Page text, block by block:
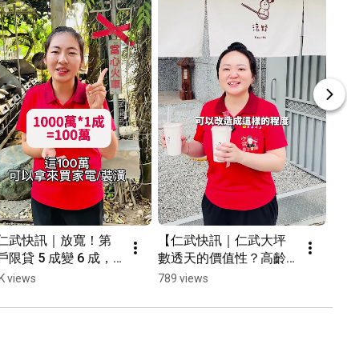
仁武快訊｜放寬！第
限貸 5 成變 6 成，
能救到房市？】央
到 6 成！是真減壓
views
【仁武快訊｜仁武大坪
數透天的價值性？高齡
房屋也能搖身變身打卡
#仁武 #shorts
789 views